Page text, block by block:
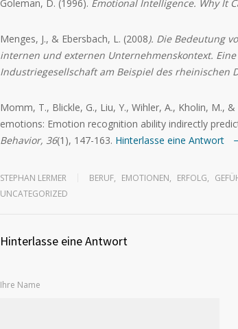
Goleman, D. (1996). Emotional Intelligence. Why It
Menges, J., & Ebersbach, L. (2008). Die Bedeutung
internen und externen Unternehmenskontext.
Industriegesellschaft am Beispiel des rheinischen
Momm, T., Blickle, G., Liu, Y., Wihler, A., Kholin, M.,
emotions: Emotion recognition ability indirectly
Behavior, 36(1), 147-163. Hinterlasse eine Antwort
STEPHAN LERMER BERUF, EMOTIONEN, ERFOLG,
UNCATEGORIZED
Hinterlasse eine Antwort
Ihre Name